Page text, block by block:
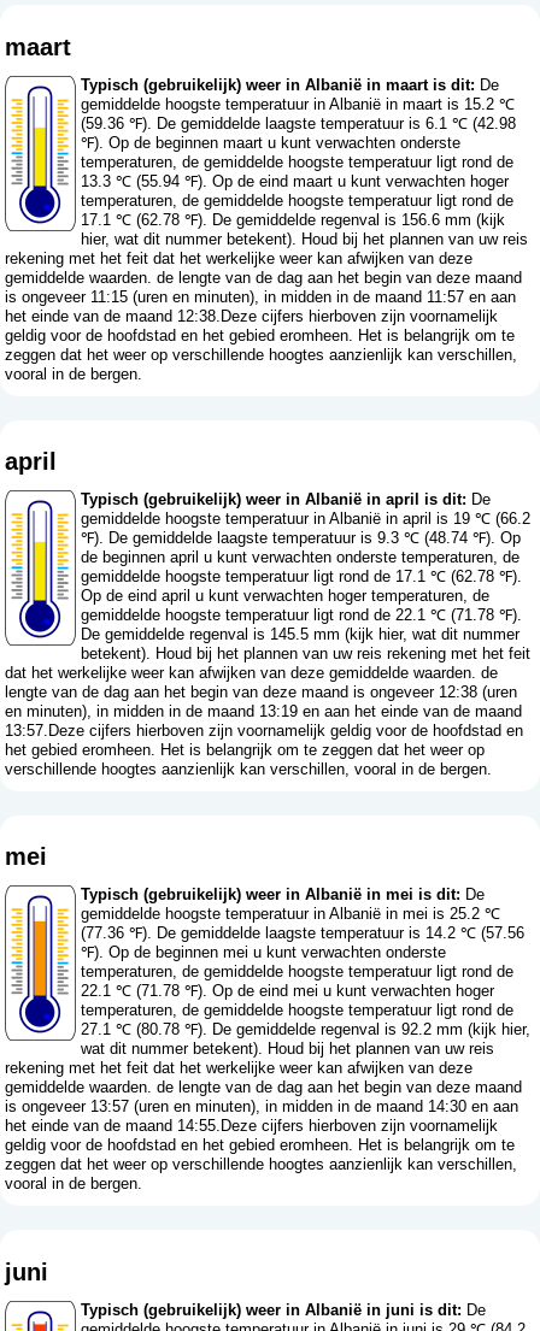
maart
Typisch (gebruikelijk) weer in Albanië in maart is dit: De
gemiddelde hoogste temperatuur in Albanië in maart is 15.2 ℃
(59.36 ℉). De gemiddelde laagste temperatuur is 6.1 ℃ (42.98
℉). Op de beginnen maart u kunt verwachten onderste
temperaturen, de gemiddelde hoogste temperatuur ligt rond de
13.3 ℃ (55.94 ℉). Op de eind maart u kunt verwachten hoger
temperaturen, de gemiddelde hoogste temperatuur ligt rond de
17.1 ℃ (62.78 ℉). De gemiddelde regenval is 156.6 mm (kijk
hier, wat dit nummer betekent). Houd bij het plannen van uw reis
rekening met het feit dat het werkelijke weer kan afwijken van deze
gemiddelde waarden. de lengte van de dag aan het begin van deze maand
is ongeveer 11:15 (uren en minuten), in midden in de maand 11:57 en aan
het einde van de maand 12:38.Deze cijfers hierboven zijn voornamelijk
geldig voor de hoofdstad en het gebied eromheen. Het is belangrijk om te
zeggen dat het weer op verschillende hoogtes aanzienlijk kan verschillen,
vooral in de bergen.
april
Typisch (gebruikelijk) weer in Albanië in april is dit: De
gemiddelde hoogste temperatuur in Albanië in april is 19 ℃ (66.2
℉). De gemiddelde laagste temperatuur is 9.3 ℃ (48.74 ℉). Op
de beginnen april u kunt verwachten onderste temperaturen, de
gemiddelde hoogste temperatuur ligt rond de 17.1 ℃ (62.78 ℉).
Op de eind april u kunt verwachten hoger temperaturen, de
gemiddelde hoogste temperatuur ligt rond de 22.1 ℃ (71.78 ℉).
De gemiddelde regenval is 145.5 mm (kijk hier, wat dit nummer
betekent). Houd bij het plannen van uw reis rekening met het feit
dat het werkelijke weer kan afwijken van deze gemiddelde waarden. de
lengte van de dag aan het begin van deze maand is ongeveer 12:38 (uren
en minuten), in midden in de maand 13:19 en aan het einde van de maand
13:57.Deze cijfers hierboven zijn voornamelijk geldig voor de hoofdstad en
het gebied eromheen. Het is belangrijk om te zeggen dat het weer op
verschillende hoogtes aanzienlijk kan verschillen, vooral in de bergen.
mei
Typisch (gebruikelijk) weer in Albanië in mei is dit: De
gemiddelde hoogste temperatuur in Albanië in mei is 25.2 ℃
(77.36 ℉). De gemiddelde laagste temperatuur is 14.2 ℃ (57.56
℉). Op de beginnen mei u kunt verwachten onderste
temperaturen, de gemiddelde hoogste temperatuur ligt rond de
22.1 ℃ (71.78 ℉). Op de eind mei u kunt verwachten hoger
temperaturen, de gemiddelde hoogste temperatuur ligt rond de
27.1 ℃ (80.78 ℉). De gemiddelde regenval is 92.2 mm (kijk hier,
wat dit nummer betekent). Houd bij het plannen van uw reis
rekening met het feit dat het werkelijke weer kan afwijken van deze
gemiddelde waarden. de lengte van de dag aan het begin van deze maand
is ongeveer 13:57 (uren en minuten), in midden in de maand 14:30 en aan
het einde van de maand 14:55.Deze cijfers hierboven zijn voornamelijk
geldig voor de hoofdstad en het gebied eromheen. Het is belangrijk om te
zeggen dat het weer op verschillende hoogtes aanzienlijk kan verschillen,
vooral in de bergen.
juni
Typisch (gebruikelijk) weer in Albanië in juni is dit: De